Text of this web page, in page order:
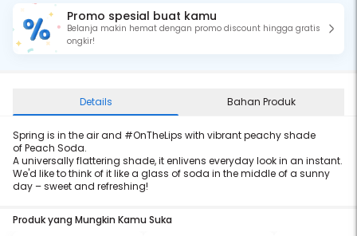
Promo spesial buat kamu
Belanja makin hemat dengan promo discount hingga gratis
ongkir!
Details Bahan Produk
Spring is in the air and #OnTheLips with vibrant peachy shade
ofPeach Soda.
A universally flattering shade, it enlivens everyday look in an instant.
We'd like to think of it like a glass ofsoda in the middle of a sunny
day – sweet and refreshing!
Produk yang Mungkin Kamu Suka